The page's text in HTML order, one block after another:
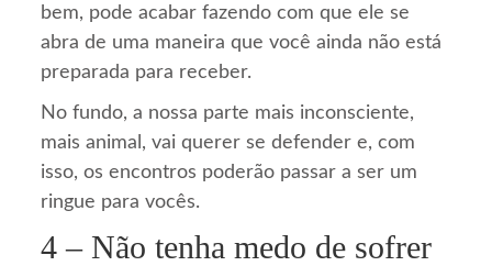
bem, pode acabar fazendo com que ele se
abra de uma maneira que você ainda não está
preparada para receber.
No fundo, a nossa parte mais inconsciente,
mais animal, vai querer se defender e, com
isso, os encontros poderão passar a ser um
ringue para vocês.
4 – Não tenha medo de sofrer